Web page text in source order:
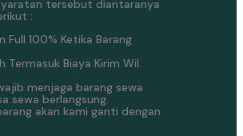
tersebut diantaranya
:
Full 100% Ketika Barang
Termasuk Biaya Kirim Wil.
menjaga barang sewa
sewa berlangsung.
akan kami ganti dengan